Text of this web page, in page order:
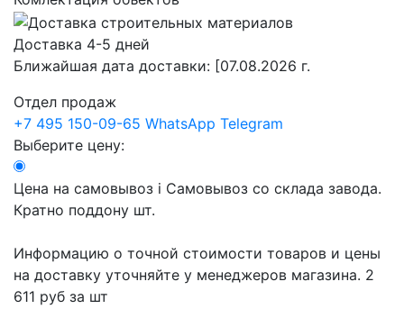
Доставка 4-5 дней
Ближайшая дата доставки: [07.08.2026 г.
Отдел продаж
+7 495 150-09-65 WhatsApp Telegram
Выберите цену:
Цена на самовывоз i Самовывоз со склада завода.
Кратно поддону шт.
Информацию о точной стоимости товаров и цены
на доставку уточняйте у менеджеров магазина. 2
611 руб за шт